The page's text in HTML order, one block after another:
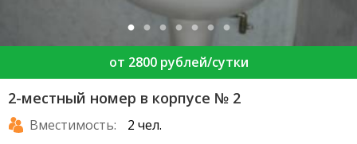
от 2800 рублей/сутки
2-местный номер в корпусе № 2
Вместимость:
2 чел.